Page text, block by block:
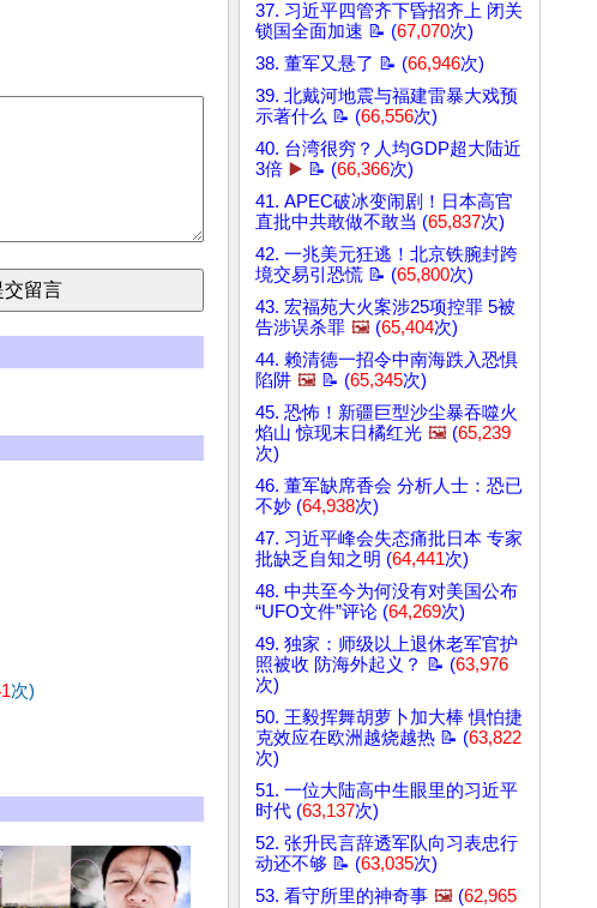
次)
37. 习近平四管齐下昏招齐上 闭关
锁国全面加速 📝 (67,070次)
38. 董军又悬了 📝 (66,946次)
39. 北戴河地震与福建雷暴大戏预
示著什么 📝 (66,556次)
40. 台湾很穷？人均GDP超大陆近
3倍 ▶️ 📝 (66,366次)
41. APEC破冰变闹剧！日本高官
直批中共敢做不敢当 (65,837次)
42. 一兆美元狂逃！北京铁腕封跨
境交易引恐慌 📝 (65,800次)
43. 宏福苑大火案涉25项控罪 5被
告涉误杀罪 🖼️ (65,404次)
44. 赖清德一招令中南海跌入恐惧
陷阱 🖼️ 📝 (65,345次)
45. 恐怖！新疆巨型沙尘暴吞噬火
焰山 惊现末日橘红光 🖼️ (65,239
次)
46. 董军缺席香会 分析人士：恐已
不妙 (64,938次)
47. 习近平峰会失态痛批日本 专家
批缺乏自知之明 (64,441次)
48. 中共至今为何没有对美国公布
“UFO文件”评论 (64,269次)
49. 独家：师级以上退休老军官护
照被收 防海外起义？ 📝 (63,976
次)
50. 王毅挥舞胡萝卜加大棒 惧怕捷
克效应在欧洲越烧越热 📝 (63,822
次)
51. 一位大陆高中生眼里的习近平
时代 (63,137次)
52. 张升民言辞透军队向习表忠行
动还不够 📝 (63,035次)
53. 看守所里的神奇事 🖼️ (62,965